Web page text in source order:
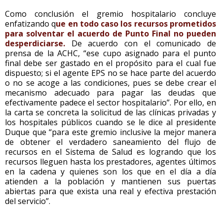
Como conclusión el gremio hospitalario concluye
enfatizando que en todo caso los recursos prometidos
para solventar el acuerdo de Punto Final no pueden
desperdiciarse. De acuerdo con el comunicado de
prensa de la ACHC, “ese cupo asignado para el punto
final debe ser gastado en el propósito para el cual fue
dispuesto; si el agente EPS no se hace parte del acuerdo
o no se acoge a las condiciones, pues se debe crear el
mecanismo adecuado para pagar las deudas que
efectivamente padece el sector hospitalario”. Por ello, en
la carta se concreta la solicitud de las clínicas privadas y
los hospitales públicos cuando se le dice al presidente
Duque que “para este gremio inclusive la mejor manera
de obtener el verdadero saneamiento del flujo de
recursos en el Sistema de Salud es logrando que los
recursos lleguen hasta los prestadores, agentes últimos
en la cadena y quienes son los que en el día a día
atienden a la población y mantienen sus puertas
abiertas para que exista una real y efectiva prestación
del servicio”.